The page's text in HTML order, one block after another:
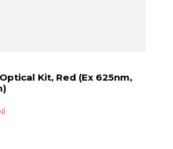
Kit, Red (Ex 625nm,